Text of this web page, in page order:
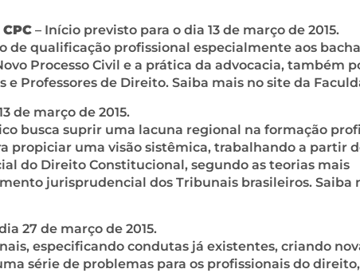
– Início previsto para o dia 13 de março de 2015.
de qualificação profissional especialmente aos
Processo Civil e a prática da advocacia, também
Professores de Direito. Saiba mais no site da
de março de 2015.
busca suprir uma lacuna regional na formação
propiciar uma visão sistêmica, trabalhando a partir
do Direito Constitucional, segundo as teorias mais
jurisprudencial dos Tribunais brasileiros. Saiba
27 de março de 2015.
especificando condutas já existentes, criando
série de problemas para os profissionais do